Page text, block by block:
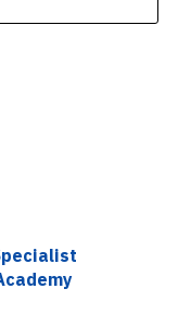
pecialist